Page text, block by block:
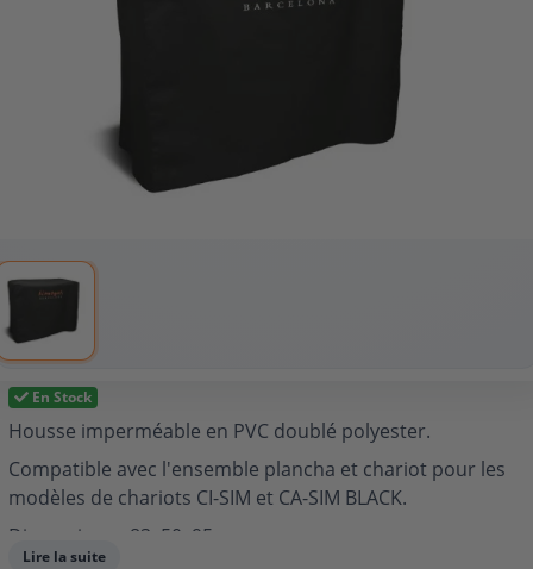
En Stock
Housse imperméable en PVC doublé polyester.
Compatible avec l'ensemble plancha et chariot pour les
modèles de chariots CI-SIM et CA-SIM BLACK.
Dimensions : 83x50x95cm.
Lire la suite